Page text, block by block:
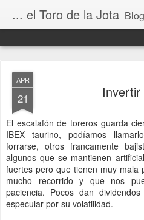
... el Toro de la Jota
APR
21
El escalafón de toreros guarda
IBEX taurino, podíamos
forrarse, otros francamente
algunos que se mantienen
fuertes pero que tienen muy mala
mucho recorrido y que nos
paciencia. Pocos dan
especular por su volatilidad.